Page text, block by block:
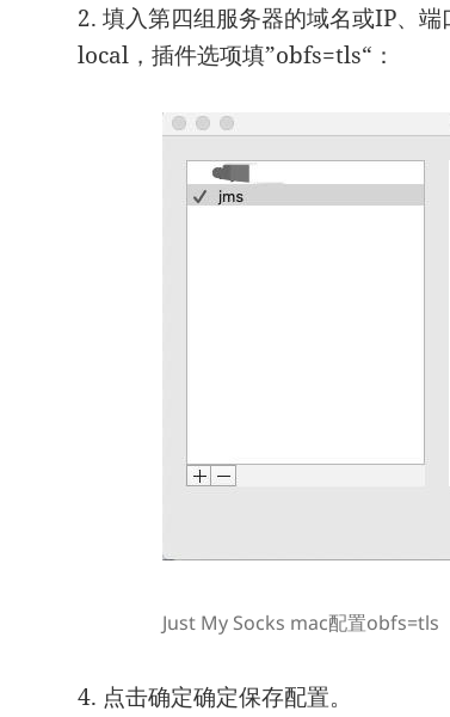
2. 填入第四组服务器的域名或IP、
local，插件选项填”obfs=tls“：
Just My Socks mac配置obfs=tls
4. 点击确定确定保存配置。